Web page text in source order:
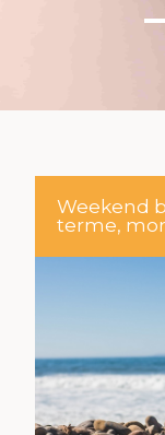
Weekend
terme,